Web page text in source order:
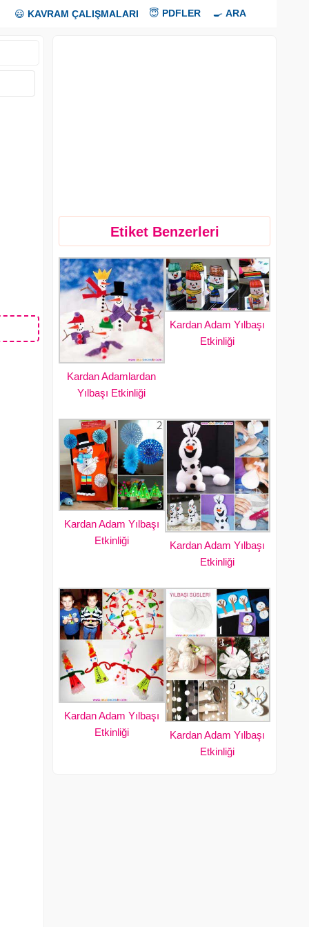
😃 KAVRAM ÇALIŞMALARI 😇 PDFLER 🍳 ARA
Etiket Benzerleri
Kardan Adamlardan
Yılbaşı Etkinliği
Kardan Adam Yılbaşı
Etkinliği
Kardan Adam Yılbaşı
Etkinliği
Kardan Adam Yılbaşı
Etkinliği
Kardan Adam Yılbaşı
Etkinliği
Kardan Adam Yılbaşı
Etkinliği